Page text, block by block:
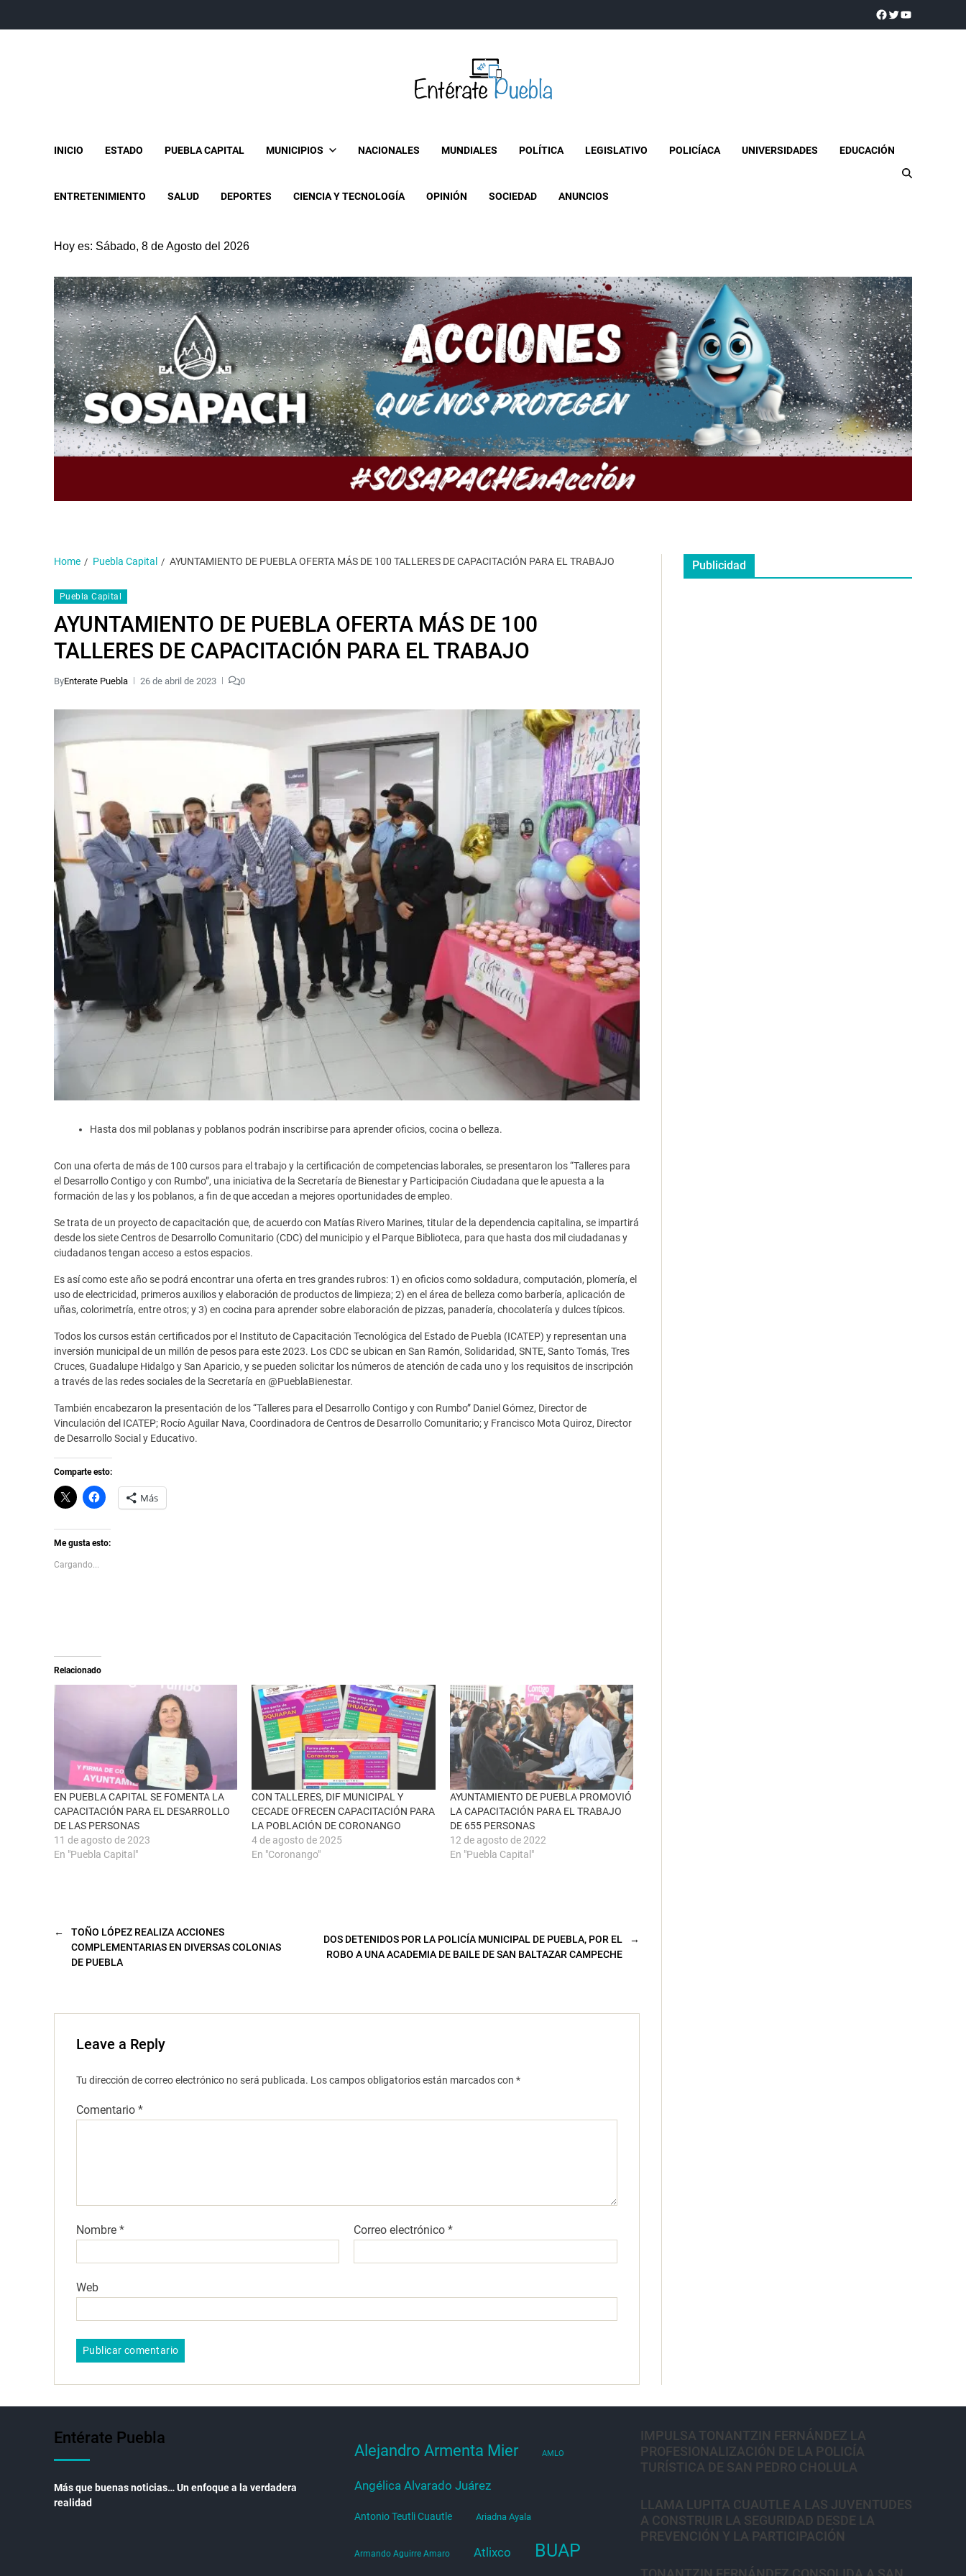
INICIO ESTADO PUEBLA CAPITAL MUNICIPIOS NACIONALES MUNDIALES POLÍTICA LEGISLATIVO POLICÍACA UNIVERSIDADES EDUCACIÓN
ENTRETENIMIENTO SALUD DEPORTES CIENCIA Y TECNOLOGÍA OPINIÓN SOCIEDAD ANUNCIOS
Hoy es: Sábado, 8 de Agosto del 2026
Home Puebla Capital AYUNTAMIENTO DE PUEBLA OFERTA MÁS DE 100 TALLERES DE CAPACITACIÓN PARA EL TRABAJO
Puebla Capital
AYUNTAMIENTO DE PUEBLA OFERTA MÁS DE 100
TALLERES DE CAPACITACIÓN PARA EL TRABAJO
ByEnterate Puebla 26 de abril de 2023 0
Hasta dos mil poblanas y poblanos podrán inscribirse para aprender oficios, cocina o belleza.
Con una oferta de más de 100 cursos para el trabajo y la certificación de competencias laborales, se presentaron los “Talleres para
el Desarrollo Contigo y con Rumbo”, una iniciativa de la Secretaría de Bienestar y Participación Ciudadana que le apuesta a la
formación de las y los poblanos, a fin de que accedan a mejores oportunidades de empleo.
Se trata de un proyecto de capacitación que, de acuerdo con Matías Rivero Marines, titular de la dependencia capitalina, se impartirá
desde los siete Centros de Desarrollo Comunitario (CDC) del municipio y el Parque Biblioteca, para que hasta dos mil ciudadanas y
ciudadanos tengan acceso a estos espacios.
Es así como este año se podrá encontrar una oferta en tres grandes rubros: 1) en oficios como soldadura, computación, plomería, el
uso de electricidad, primeros auxilios y elaboración de productos de limpieza; 2) en el área de belleza como barbería, aplicación de
uñas, colorimetría, entre otros; y 3) en cocina para aprender sobre elaboración de pizzas, panadería, chocolatería y dulces típicos.
Todos los cursos están certificados por el Instituto de Capacitación Tecnológica del Estado de Puebla (ICATEP) y representan una
inversión municipal de un millón de pesos para este 2023. Los CDC se ubican en San Ramón, Solidaridad, SNTE, Santo Tomás, Tres
Cruces, Guadalupe Hidalgo y San Aparicio, y se pueden solicitar los números de atención de cada uno y los requisitos de inscripción
a través de las redes sociales de la Secretaría en @PueblaBienestar.
También encabezaron la presentación de los “Talleres para el Desarrollo Contigo y con Rumbo” Daniel Gómez, Director de
Vinculación del ICATEP; Rocío Aguilar Nava, Coordinadora de Centros de Desarrollo Comunitario; y Francisco Mota Quiroz, Director
de Desarrollo Social y Educativo.
Comparte esto:
C
l
k
t
o
s
h
e
b
n
a
n
a
n
u
e
v
a
)
H
a
l
i
t
r
k
(
S
e
a
b
r
e
e
n
u
n
a
n
u
Más
Me gusta esto:
Cargando...
Relacionado
EN PUEBLA CAPITAL SE FOMENTA LA
CAPACITACIÓN PARA EL DESARROLLO
DE LAS PERSONAS
11 de agosto de 2023
En "Puebla Capital"
CON TALLERES, DIF MUNICIPAL Y
CECADE OFRECEN CAPACITACIÓN PARA
LA POBLACIÓN DE CORONANGO
4 de agosto de 2025
En "Coronango"
AYUNTAMIENTO DE PUEBLA PROMOVIÓ
LA CAPACITACIÓN PARA EL TRABAJO
DE 655 PERSONAS
12 de agosto de 2022
En "Puebla Capital"
←
TOÑO LÓPEZ REALIZA ACCIONES
COMPLEMENTARIAS EN DIVERSAS COLONIAS
DE PUEBLA
→
DOS DETENIDOS POR LA POLICÍA MUNICIPAL DE PUEBLA, POR EL
ROBO A UNA ACADEMIA DE BAILE DE SAN BALTAZAR CAMPECHE
Leave a Reply
Tu dirección de correo electrónico no será publicada. Los campos obligatorios están marcados con *
Comentario *
Nombre * Correo electrónico*
Web
Publicidad
Entérate Puebla
Más que buenas noticias… Un enfoque a la verdadera
realidad
Alejandro Armenta Mier AMLO
Angélica Alvarado Juárez
Antonio Teutli Cuautle Ariadna Ayala
Armando Aguirre Amaro Atlixco BUAP
IMPULSA TONANTZIN FERNÁNDEZ LA
PROFESIONALIZACIÓN DE LA POLICÍA
TURÍSTICA DE SAN PEDRO CHOLULA
LLAMA LUPITA CUAUTLE A LAS JUVENTUDES
A CONSTRUIR LA SEGURIDAD DESDE LA
PREVENCIÓN Y LA PARTICIPACIÓN